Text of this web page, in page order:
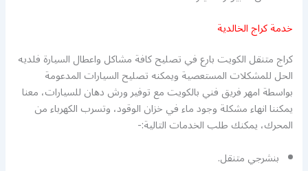
خدمة كراج الخالدية
كراج متنقل الكويت بارع في تصليح كافة مشاكل واعطال السيارة فلديه
الحل للمشكلات المستعصية ويمكنه تصليح السيارات المدعومة
بواسطة امهر فريق فني بالكويت مع توفير ورش دهان للسيارات، معنا
يمكننا انهاء مشكلة وجود ماء في خزان الوقود، وتسرب الكهرباء من
المحرك، يمكنك طلب الخدمات التالية:-
بنشرجي متنقل.